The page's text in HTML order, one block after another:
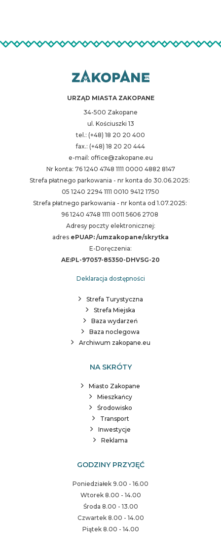
URZĄD MIASTA ZAKOPANE
34-500 Zakopane
ul. Kościuszki 13
tel.: (+48) 18 20 20 400
fax.: (+48) 18 20 20 444
e-mail: office@zakopane.eu
Nr konta: 76 1240 4748 1111 0000 4882 8147
Strefa płatnego parkowania - nr konta do 30.06.2025:
05 1240 2294 1111 0010 9412 1750
Strefa płatnego parkowania - nr konta od 1.07.2025:
96 1240 4748 1111 0011 5606 2708
Adresy poczty elektronicznej:
adres ePUAP: /umzakopane/skrytka
E-Doręczenia:
AE:PL-97057-85350-DHVSG-20
Deklaracja dostępności
Strefa Turystyczna
Strefa Miejska
Baza wydarzeń
Baza noclegowa
Archiwum zakopane.eu
NA SKRÓTY
Miasto Zakopane
Mieszkańcy
Środowisko
Transport
Inwestycje
Reklama
GODZINY PRZYJĘĆ
Poniedziałek 9.00 - 16.00
Wtorek 8.00 - 14.00
Środa 8.00 - 13.00
Czwartek 8.00 - 14.00
Piątek 8.00 - 14.00